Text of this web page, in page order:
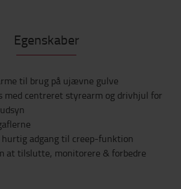
Egenskaber
til brug på ujævne gulve
med centreret styrearm og drivhjul for
adgang til creep-funktion
at tilslutte, monitorere & forbedre